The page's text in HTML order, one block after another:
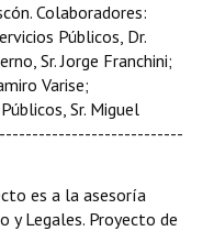
Colaboradores:
Públicos, Dr.
Sr. Jorge Franchini;
Varise;
Sr. Miguel
es a la asesoría
y Legales. Proyecto de